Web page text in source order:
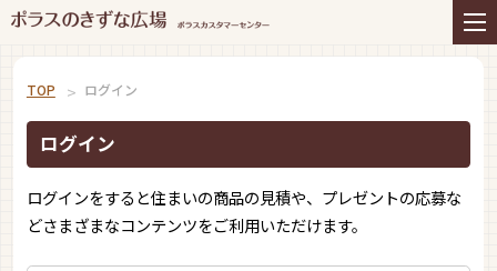
住まいの商品
インテリアコーディネー
ライフスタイルと住まい
イベント お問い合わせ
TOP ログイン
ログイン
ログインをすると住まいの商品の見積や、プレゼントの応募な
どさまざまなコンテンツをご利用いただけます。